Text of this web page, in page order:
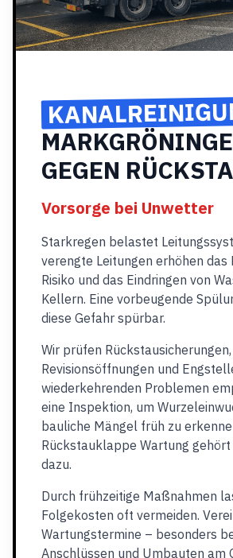
GEGEN
Vorsorge bei Unwetter
Starkregen belastet
verengte Leitungen erhöhen das
Risiko und das Eindringen von
Kellern. Eine vorbeugende
diese Gefahr spürbar.
Wir prüfen Rückstausicherungen,
Revisionsöffnungen und
wiederkehrenden Problemen
eine Inspektion, um
bauliche Mängel früh zu
Rückstauklappe Wartung
dazu.
Durch frühzeitige Maßnahmen
Folgekosten oft vermeiden.
Wartungstermine – besonders
Anschlüssen und Umbauten am